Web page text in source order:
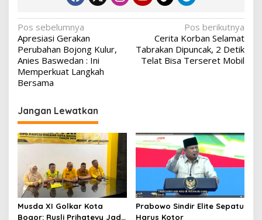
Navigasi
pos
Pos sebelumnya
Apresiasi Gerakan
Perubahan Bojong Kulur,
Anies Baswedan : Ini
Memperkuat Langkah
Bersama
Pos berikutnya
Cerita Korban Selamat
Tabrakan Dipuncak, 2 Detik
Telat Bisa Terseret Mobil
Jangan Lewatkan
Musda XI Golkar Kota
Bogor: Rusli Prihatevy Jadi
Prabowo Sindir Elite Sepatu
Harus Kotor